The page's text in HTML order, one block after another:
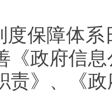
度保障体
《政府信
责》、《